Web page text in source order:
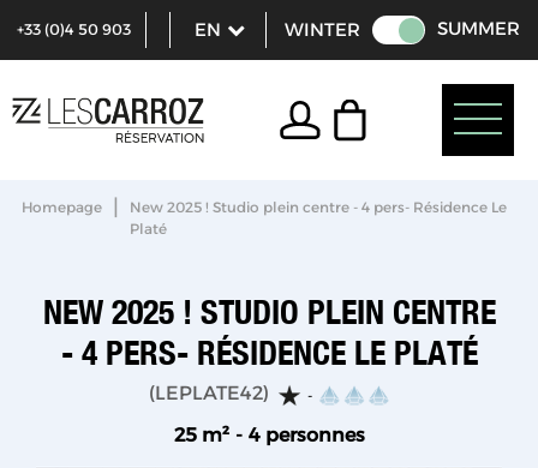
+33 (0)4 50 903 WINTER SUMMER
Homepage |
New 2025 ! Studio plein centre - 4 pers- Résidence Le
Platé
NEW 2025 ! STUDIO PLEIN CENTRE
- 4 PERS- RÉSIDENCE LE PLATÉ
(LEPLATE42)
25 m² 4 personnes